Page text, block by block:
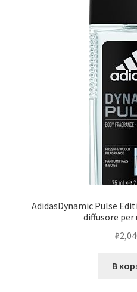
AdidasDynamic Pulse
diffusore per
₽
В